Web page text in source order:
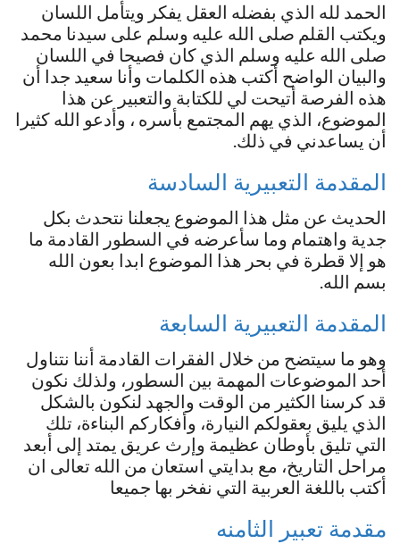
الحمد لله الذي بفضله العقل يفكر ويتأمل اللسان
ويكتب القلم صلى الله عليه وسلم على سيدنا محمد
صلى الله عليه وسلم الذي كان فصيحا في اللسان
والبيان الواضح أكتب هذه الكلمات وأنا سعيد جدا أن
هذه الفرصة أتيحت لي للكتابة والتعبير عن هذا
الموضوع، الذي يهم المجتمع بأسره ، وأدعو الله كثيرا
أن يساعدني في ذلك.
المقدمة التعبيرية السادسة
الحديث عن مثل هذا الموضوع يجعلنا نتحدث بكل
جدية واهتمام وما سأعرضه في السطور القادمة ما
هو إلا قطرة في بحر هذا الموضوع ابدا بعون الله
بسم الله.
المقدمة التعبيرية السابعة
وهو ما سيتضح من خلال الفقرات القادمة أننا نتناول
أحد الموضوعات المهمة بين السطور، ولذلك نكون
قد كرسنا الكثير من الوقت والجهد لنكون بالشكل
الذي يليق بعقولكم النيارة، وأفكاركم البناءة، تلك
التي تليق بأوطان عظيمة وإرث عريق يمتد إلى أبعد
مراحل التاريخ، مع بدايتي استعان من الله تعالى ان
أكتب باللغة العربية التي نفخر بها جميعا
مقدمة تعبير الثامنه